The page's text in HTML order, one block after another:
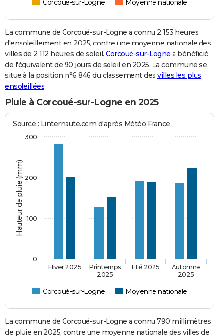
Corcoué-sur-Logne Moyenne nationale
La commune de Corcoué-sur-Logne a connu 2 153 heures
d'ensoleillement en 2025, contre une moyenne nationale des
villes de 2 112 heures de soleil. Corcoué-sur-Logne a bénéficié
de l'équivalent de 90 jours de soleil en 2025. La commune se
situe à la position n°6 846 du classement des villes les plus
ensoleillées.
Pluie à Corcoué-sur-Logne en 2025
Hauteur de pluie (mm)
Source : Linternaute.com d'après Météo France
Corcoué-sur-Logne Moyenne nationale
Hiver 2025
Printemps
2025
Eté 2025
Automne
2025
0
100
200
300
La commune de Corcoué-sur-Logne a connu 790 millimètres
de pluie en 2025, contre une moyenne nationale des villes de